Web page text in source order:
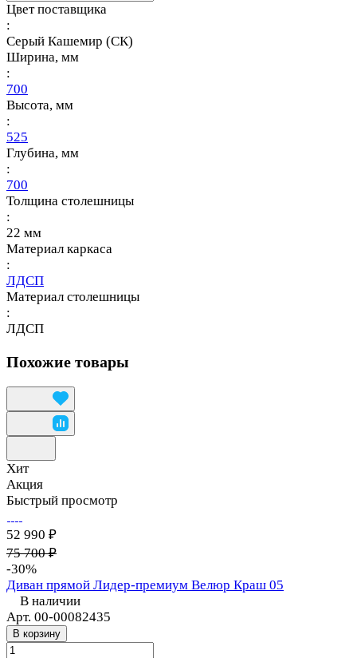
Цвет поставщика
:
Серый Кашемир (СК)
Ширина, мм
:
700
Высота, мм
:
525
Глубина, мм
:
700
Толщина столешницы
:
22 мм
Материал каркаса
:
ЛДСП
Материал столешницы
:
ЛДСП
Похожие товары
Хит
Акция
Быстрый просмотр
52 990 ₽
75 700 ₽
-30%
Диван прямой Лидер-премиум Велюр Краш 05
В наличии
Арт. 00-00082435
В корзину